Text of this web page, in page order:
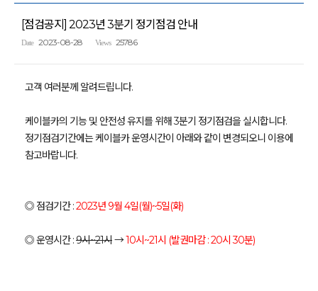
[점검공지] 2023년 3분기 정기점검 안내
Date 2023-08-28 Views 25786
고객 여러분께 알려드립니다.
케이블카의 기능 및 안전성 유지를 위해 3분기 정기점검을 실시합니다.
정기점검기간에는 케이블카 운영시간이 아래와 같이 변경되오니 이용에
참고바랍니다.
◎ 점검기간 :2023년 9월 4일(월)~5일(화)
◎ 운영시간 :9시~21시→10시~21시 (발권마감 : 20시 30분)